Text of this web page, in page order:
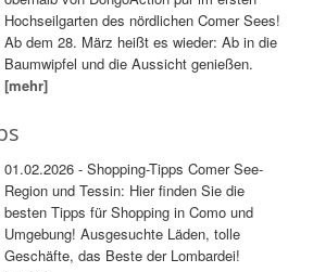
Hochseilgarten des nördlichen Comer Sees!
Ab dem 28. März heißt es wieder: Ab in die
Baumwipfel und die Aussicht genießen.
[mehr]
01.02.2026 - Shopping-Tipps Comer See-
Region und Tessin: Hier finden Sie die
besten Tipps für Shopping in Como und
Umgebung! Ausgesuchte Läden, tolle
Geschäfte, das Beste der Lombardei!